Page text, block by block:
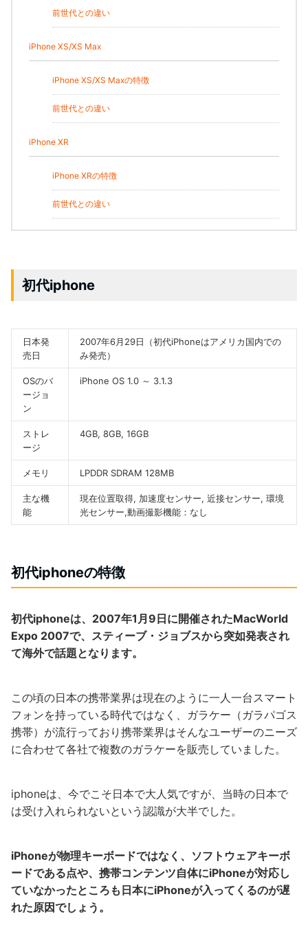
前世代との違い
iPhone XS/XS Max
iPhone XS/XS Maxの特徴
前世代との違い
iPhone XR
iPhone XRの特徴
前世代との違い
初代iphone
日本発
売日
2007年6月29日（初代iPhoneはアメリカ国内での
み発売）
OSのバ
ージョ
ン
iPhone OS 1.0 ～ 3.1.3
ストレ
ージ
4GB, 8GB, 16GB
メモリ LPDDR SDRAM 128MB
主な機
能
現在位置取得, 加速度センサー, 近接センサー, 環境
光センサー,動画撮影機能：なし
初代iphoneの特徴
初代iphoneは、2007年1月9日に開催されたMacWorld
Expo 2007で、スティーブ・ジョブスから突如発表され
て海外で話題となります。
この頃の日本の携帯業界は現在のように一人一台スマート
フォンを持っている時代ではなく、ガラケー（ガラパゴス
携帯）が流行っており携帯業界はそんなユーザーのニーズ
に合わせて各社で複数のガラケーを販売していました。
iphoneは、今でこそ日本で大人気ですが、当時の日本で
は受け入れられないという認識が大半でした。
iPhoneが物理キーボードではなく、ソフトウェアキーボ
ードである点や、携帯コンテンツ自体にiPhoneが対応し
ていなかったところも日本にiPhoneが入ってくるのが遅
れた原因でしょう。